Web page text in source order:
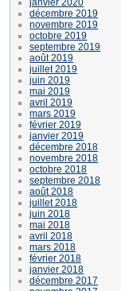
décembre 2019
novembre 2019
octobre 2019
septembre 2019
août 2019
juillet 2019
juin 2019
mai 2019
avril 2019
mars 2019
février 2019
janvier 2019
décembre 2018
novembre 2018
octobre 2018
septembre 2018
août 2018
juillet 2018
juin 2018
mai 2018
avril 2018
mars 2018
février 2018
janvier 2018
décembre 2017